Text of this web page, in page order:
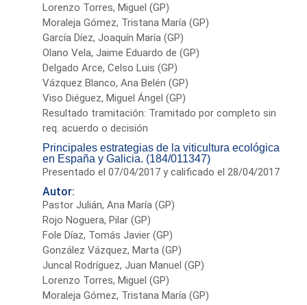
Lorenzo Torres, Miguel (GP)
Moraleja Gómez, Tristana María (GP)
García Díez, Joaquín María (GP)
Olano Vela, Jaime Eduardo de (GP)
Delgado Arce, Celso Luis (GP)
Vázquez Blanco, Ana Belén (GP)
Viso Diéguez, Miguel Ángel (GP)
Resultado tramitación: Tramitado por completo sin
req. acuerdo o decisión
Principales estrategias de la viticultura ecológica
en España y Galicia. (184/011347)
Presentado el 07/04/2017 y calificado el 28/04/2017
Autor:
Pastor Julián, Ana María (GP)
Rojo Noguera, Pilar (GP)
Fole Díaz, Tomás Javier (GP)
González Vázquez, Marta (GP)
Juncal Rodríguez, Juan Manuel (GP)
Lorenzo Torres, Miguel (GP)
Moraleja Gómez, Tristana María (GP)